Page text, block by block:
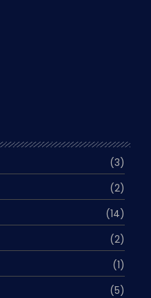
(3)
(2)
(14)
(2)
(1)
(5)